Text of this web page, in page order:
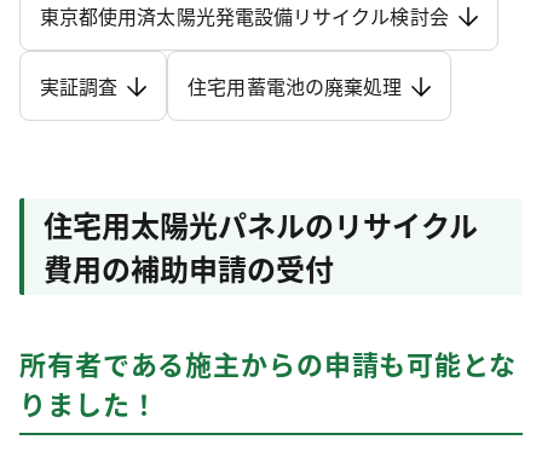
東京都使用済太陽光発電設備リサイクル検討会
実証調査 住宅用蓄電池の廃棄処理
住宅用太陽光パネルのリサイクル
費用の補助申請の受付
所有者である施主からの申請も可能とな
りました！